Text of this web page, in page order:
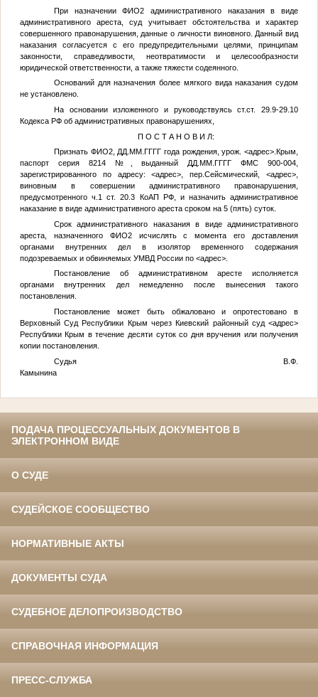
При назначенииФИО2 административного наказания в виде
административного ареста, суд учитывает обстоятельства и характер
совершенного правонарушения, данные о личности виновного. Данный вид
наказания согласуется с его предупредительными целями, принципам
законности, справедливости, неотвратимости и целесообразности
юридической ответственности, а также тяжести содеянного.
Оснований для назначения более мягкого вида наказания судом
не установлено.
На основании изложенного и руководствуясь ст.ст. 29.9-29.10
Кодекса РФ об административных правонарушениях,
П О С Т А Н О В И Л:
Признать ФИО2, ДД.ММ.ГГГГ года рождения, урож.<адрес> .Крым,
паспорт серия 8214
№ , выданный ДД.ММ.ГГГГ ФМС 900-004,
зарегистрированного по адресу:<адрес> , пер.Сейсмический,<адрес>
виновным в совершении административного правонарушения,
предусмотренного ч.1 ст. 20.3 КоАП РФ, и назначить административное
наказание в виде административного ареста сроком на 5 (пять) суток.
Срок административного наказания в виде административного
ареста, назначенного ФИО2исчислять с момента его доставления
органами внутренних дел в изолятор временного содержания
подозреваемых и обвиняемых УМВД России по <адрес>.
Постановление об административном аресте исполняется
органами внутренних дел немедленно после вынесения такого
постановления.
Постановление может быть обжаловано и опротестовано в
Верховный Суд Республики Крым через Киевский районный суд<адрес>
Республики Крым в течение десяти суток со дня вручения или получения
копии постановления.
Судья В.Ф.
Камынина
ПОДАЧА ПРОЦЕССУАЛЬНЫХ ДОКУМЕНТОВ В
ЭЛЕКТРОННОМ ВИДЕ
О СУДЕ
СУДЕЙСКОЕ СООБЩЕСТВО
НОРМАТИВНЫЕ АКТЫ
ДОКУМЕНТЫ СУДА
СУДЕБНОЕ ДЕЛОПРОИЗВОДСТВО
СПРАВОЧНАЯ ИНФОРМАЦИЯ
ПРЕСС-СЛУЖБА